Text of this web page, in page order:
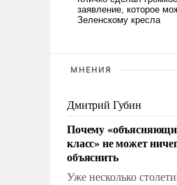
МНЕНИЯ
Дмитрий Губин
Почему
класс» не может
объяснить
Уже несколько